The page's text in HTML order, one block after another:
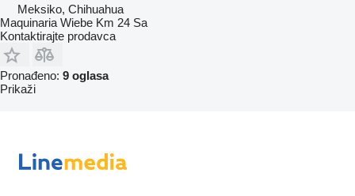
Meksiko, Chihuahua
Maquinaria Wiebe Km 24 Sa
Kontaktirajte prodavca
Pronađeno: 9 oglasa
Prikaži